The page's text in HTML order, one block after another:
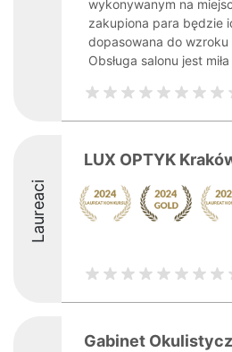
wykonywanym na
zakupiona para będzie
dopasowana do wzroku
Obsługa salonu jest
Laureaci
LUX OPTYK
Gabinet